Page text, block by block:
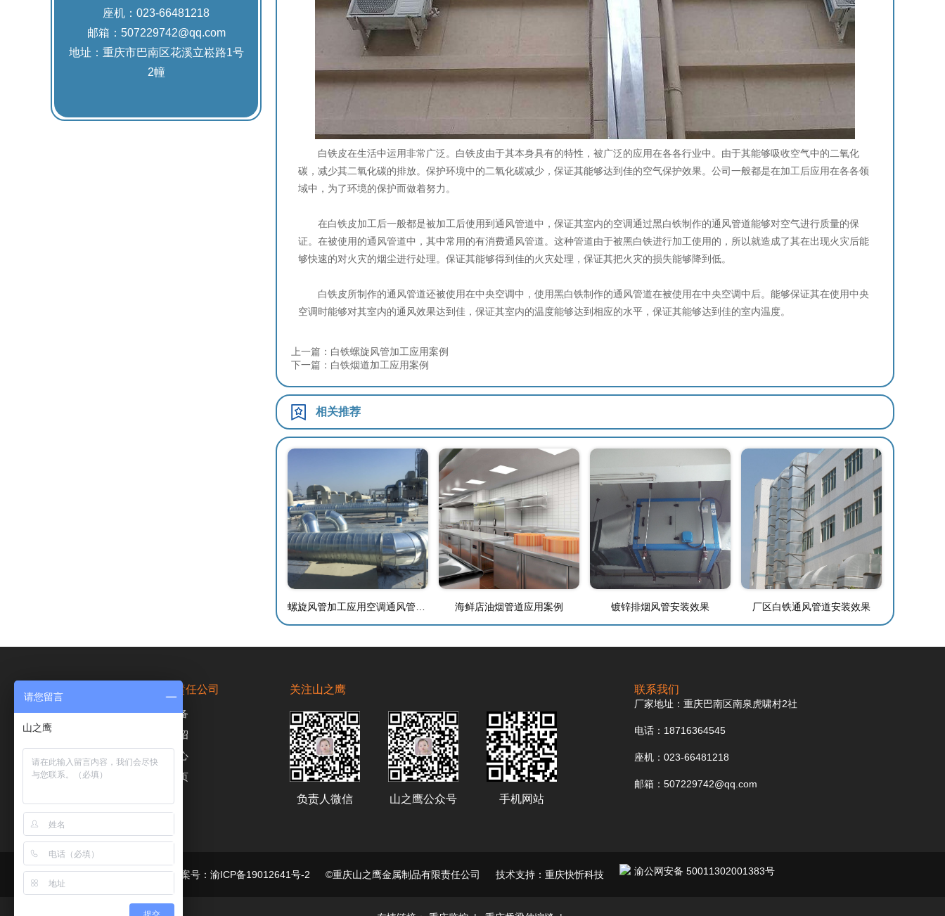
座机：023-66481218
邮箱：507229742@qq.com
地址：重庆市巴南区花溪立崧路1号
2幢
白铁皮在生活中运用非常广泛。白铁皮由于其本身具有的特性，被广泛的应用在各各行业中。由于其能够吸收空气中的二氧化
碳，减少其二氧化碳的排放。保护环境中的二氧化碳减少，保证其能够达到佳的空气保护效果。公司一般都是在加工后应用在各各领
域中，为了环境的保护而做着努力。
在白铁皮加工后一般都是被加工后使用到通风管道中，保证其室内的空调通过黑白铁制作的通风管道能够对空气进行质量的保
证。在被使用的通风管道中，其中常用的有消费通风管道。这种管道由于被黑白铁进行加工使用的，所以就造成了其在出现火灾后能
够快速的对火灾的烟尘进行处理。保证其能够得到佳的火灾处理，保证其把火灾的损失能够降到低。
白铁皮所制作的通风管道还被使用在中央空调中，使用黑白铁制作的通风管道在被使用在中央空调中后。能够保证其在使用中央
空调时能够对其室内的通风效果达到佳，保证其室内的温度能够达到相应的水平，保证其能够达到佳的室内温度。
上一篇：白铁螺旋风管加工应用案例
下一篇：白铁烟道加工应用案例
相关推荐
海鲜店油烟管道应用案例 镀锌排烟风管安装效果 厂区白铁通风管道安装效果
重庆山之鹰金属制品有限责任公司
产品展示
加工设备
工程案例
厂家介绍
视频中心
新闻中心
联系我们
返回首页
关注山之鹰
负责人微信 山之鹰公众号 手机网站
联系我们
厂家地址：重庆巴南区南泉虎啸村2社
电话：18716364545
座机：023-66481218
邮箱：507229742@qq.com
备案号：渝ICP备19012641号-2 ©重庆山之鹰金属制品有限责任公司 技术支持：重庆快忻科技 渝公网安备 50011302001383号
请您留言
山之鹰